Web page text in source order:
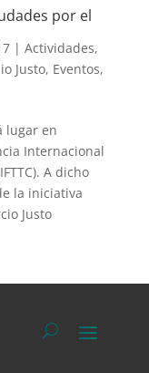
por el
| Actividades,
Justo, Eventos,
lugar en
Internacional
A dicho
la iniciativa
Justo